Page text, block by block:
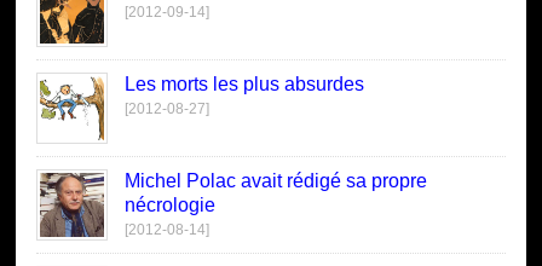
[2012-09-14]
Les morts les plus absurdes
[2012-08-27]
Michel Polac avait rédigé sa propre
nécrologie
[2012-08-14]